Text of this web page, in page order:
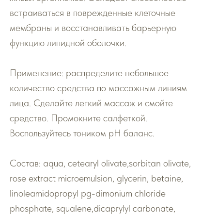
встраиваться в поврежденные клеточные
мембраны и восстанавливать барьерную
функцию липидной оболочки.
Применение: распределите небольшое
количество средства по массажным линиям
лица. Сделайте легкий массаж и смойте
средство. Промокните салфеткой.
Воспользуйтесь тоником рН баланс.
Состав: аqua, cetearyl olivate,sorbitan olivate,
rose extract microemulsion, glycerin, betaine,
linoleamidopropyl pg-dimonium chloride
phosphate, squalene,dicaprylyl carbonate,